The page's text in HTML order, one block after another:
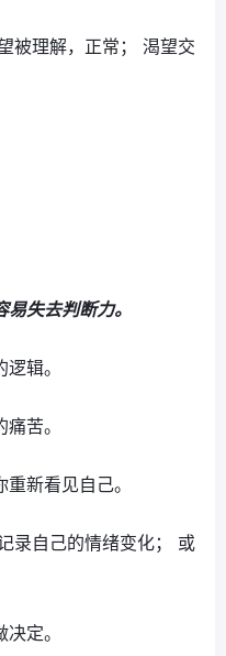
被理解，正常； 渴望交
失去判断力。
辑。
苦。
新看见自己。
录自己的情绪变化； 或
定。